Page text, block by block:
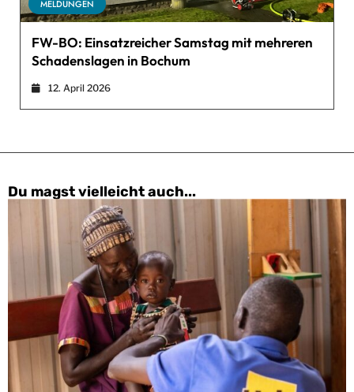
MELDUNGEN
FW-BO: Einsatzreicher Samstag mit mehreren
Schadenslagen in Bochum
12. April 2026
Du magst vielleicht auch...